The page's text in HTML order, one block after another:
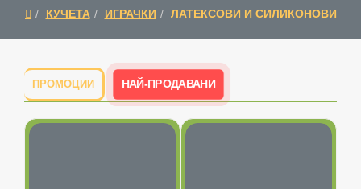
КУЧЕТА ИГРАЧКИ ЛАТЕКСОВИ И СИЛИКОНОВИ
ПРОМОЦИИ НАЙ-ПРОДАВАНИ